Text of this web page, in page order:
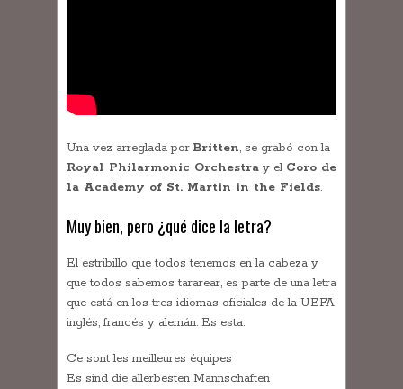
Una vez arreglada por Britten, se grabó con la
Royal Philarmonic Orchestra y el Coro de
la Academy of St. Martin in the Fields.
Muy bien, pero ¿qué dice la letra?
El estribillo que todos tenemos en la cabeza y
que todos sabemos tararear, es parte de una letra
que está en los tres idiomas oficiales de la UEFA:
inglés, francés y alemán. Es esta:
Ce sont les meilleures équipes
Es sind die allerbesten Mannschaften